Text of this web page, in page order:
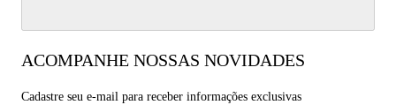
ACOMPANHE NOSSAS NOVIDADES
Cadastre seu e-mail para receber informações exclusivas